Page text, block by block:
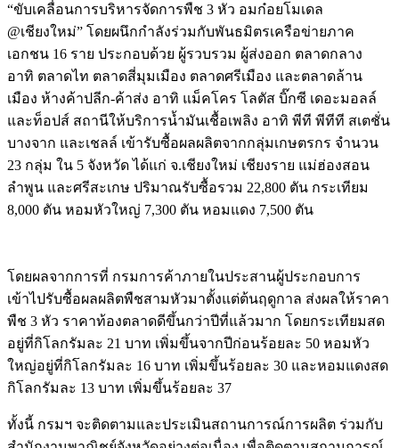
“ขับเคลื่อนการบริหารจัดการพืช 3 หัว อมก๋อยโมเดล
@เชียงใหม่” โดยผนึกกำลังร่วมกับพันธมิตรเครือข่ายภาค
เอกชน 16 ราย ประกอบด้วย ผู้รวบรวม ผู้ส่งออก ตลาดกลาง
อาทิ ตลาดไท ตลาดสี่มุมเมือง ตลาดศรีเมือง และตลาดล้าน
เมือง ห้างค้าปลีก-ค้าส่ง อาทิ แม็คโคร โลตัส บิ๊กซี เดอะมอลล์
และท็อปส์ สถานีให้บริการน้ำมันเชื้อเพลิง อาทิ พีที พีทีที สเตชั่น
บางจาก และเชลล์ เข้ารับซื้อผลผลิตจากกลุ่มเกษตรกร จำนวน
23 กลุ่ม ใน 5 จังหวัด ได้แก่ จ.เชียงใหม่ เชียงราย แม่ฮ่องสอน
ลำพูน และศรีสะเกษ ปริมาณรับซื้อรวม 22,800 ตัน กระเทียม
8,000 ตัน หอมหัวใหญ่ 7,300 ตัน หอมแดง 7,500 ตัน
โดยผลจากการที่ กรมการค้าภายในประสานผู้ประกอบการ
เข้าไปรับซื้อผลผลิตพืชสามหัวมาตั้งแต่ต้นฤดูกาล ส่งผลให้ราคา
พืช 3 หัว ราคาท้องตลาดดีขึ้นกว่าปีที่แล้วมาก โดยกระเทียมสด
อยู่ที่กิโลกรัมละ 21 บาท เพิ่มขึ้นจากปีก่อนร้อยละ 50 หอมหัว
ใหญ่อยู่ที่กิโลกรัมละ 16 บาท เพิ่มขึ้นร้อยละ 30 และหอมแดงสด
กิโลกรัมละ 13 บาท เพิ่มขึ้นร้อยละ 37
ทั้งนี้ กรมฯ จะติดตามและประเมินสถานการณ์การผลิต ร่วมกับ